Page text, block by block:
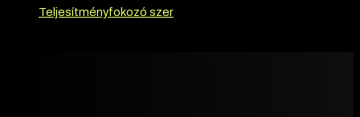
Teljesítményfokozó szer